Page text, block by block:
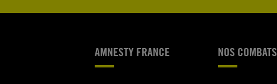
AMNESTY FRANCE NOS COMBATS